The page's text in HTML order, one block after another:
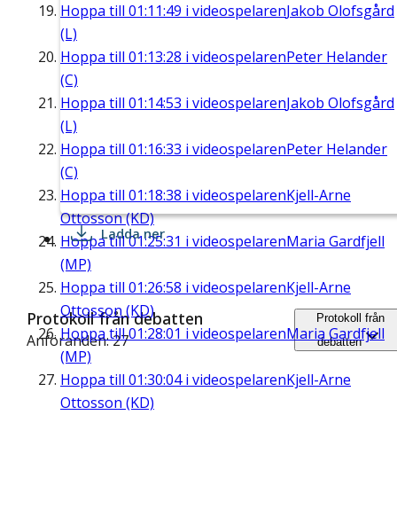
Hoppa till 01:11:49 i videospelarenJakob Olofsgård
(L)
Hoppa till 01:13:28 i videospelarenPeter Helander
(C)
Hoppa till 01:14:53 i videospelarenJakob Olofsgård
(L)
Hoppa till 01:16:33 i videospelarenPeter Helander
(C)
Hoppa till 01:18:38 i videospelarenKjell-Arne
Ottosson (KD)
Hoppa till01:25:31 i videospelarenMaria Gardfjell
(MP)
Hoppa till 01:26:58 i videospelarenKjell-Arne
Ottosson (KD)
Hoppa till01:28:01 i videospelarenMaria Gardfjell
(MP)
Hoppa till 01:30:04i videospelarenKjell-Arne
Ottosson (KD)
Ladda ner
Protokoll från debatten
Anföranden: 27
Protokoll från
debatten